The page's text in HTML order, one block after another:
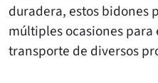
duradera, estos bidones
múltiples ocasiones
transporte de diversos